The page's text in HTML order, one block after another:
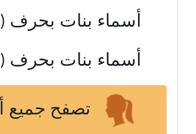
أسماء بنات بحرف
أسماء بنات بحرف
تصفح جميع